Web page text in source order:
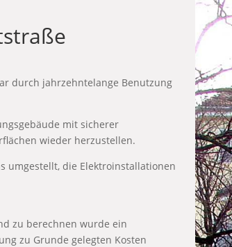
durch jahrzehntelange Benutzung
mit sicherer
wieder herzustellen.
umgestellt, die Elektroinstallationen
zu berechnen wurde ein
zu Grunde gelegten Kosten